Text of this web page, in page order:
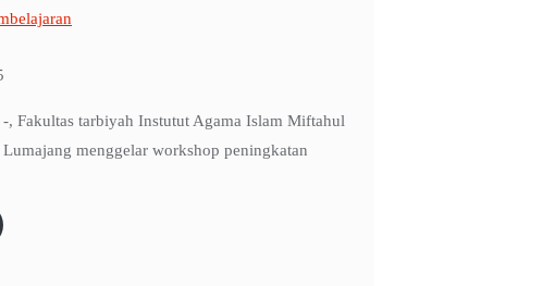
Fakultas tarbiyah Instutut Agama Islam Miftahul
menggelar workshop peningkatan